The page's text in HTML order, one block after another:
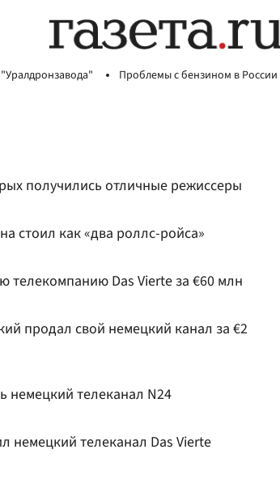
Проблемы с бензином в России
получились отличные режиссеры
стоил как «два роллс-ройса»
телекомпанию Das Vierte за €60 млн
продал свой немецкий канал за €2
немецкий телеканал N24
немецкий телеканал Das Vierte